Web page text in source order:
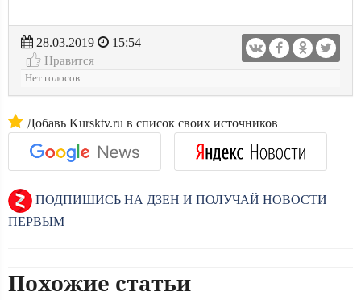
28.03.2019
15:54
Нравится
Нет голосов
Добавь Kursktv.ru в список своих источников
ПОДПИШИСЬ НА ДЗЕН И ПОЛУЧАЙ НОВОСТИ
ПЕРВЫМ
Похожие статьи